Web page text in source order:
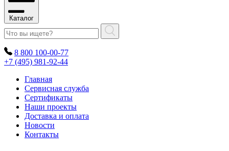
Каталог
8 800 100-00-77
+7 (495) 981-92-44
Главная
Сервисная служба
Сертификаты
Наши проекты
Доставка и оплата
Новости
Контакты